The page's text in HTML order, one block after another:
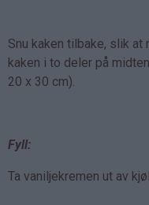
Snu kaken tilbake, slik
kaken i to deler på
20 x 30 cm).
Fyll:
Ta vaniljekremen ut av